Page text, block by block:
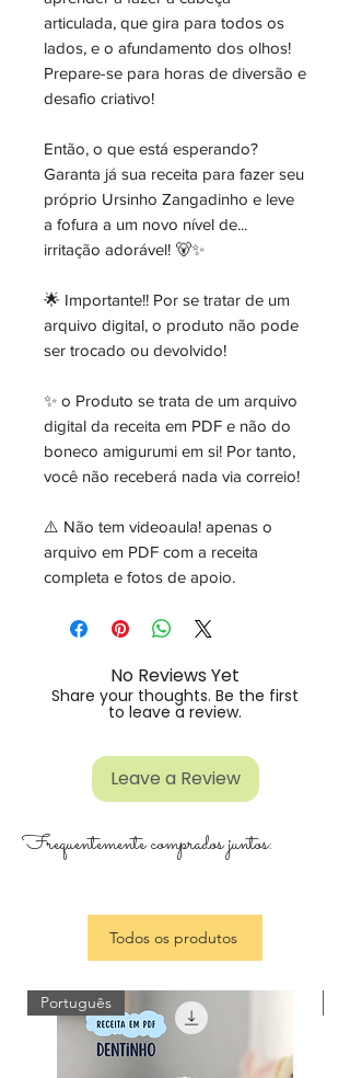
articulada, que gira para todos os
lados, e o afundamento dos olhos!
Prepare-se para horas de diversão e
desafio criativo!
Então, o que está esperando?
Garanta já sua receita para fazer seu
próprio Ursinho Zangadinho e leve
a fofura a um novo nível de...
irritação adorável! 🐻✨
🌟 Importante!! Por se tratar de um
arquivo digital, o produto não pode
ser trocado ou devolvido!
✨ o Produto se trata de um arquivo
digital da receita em PDF e não do
boneco amigurumi em si! Por tanto,
você não receberá nada via correio!
⚠️ Não tem videoaula! apenas o
arquivo em PDF com a receita
completa e fotos de apoio.
No Reviews Yet
Share your thoughts. Be the first
to leave a review.
Leave a Review
Frequentemente comprados juntos:
Todos os produtos
Português